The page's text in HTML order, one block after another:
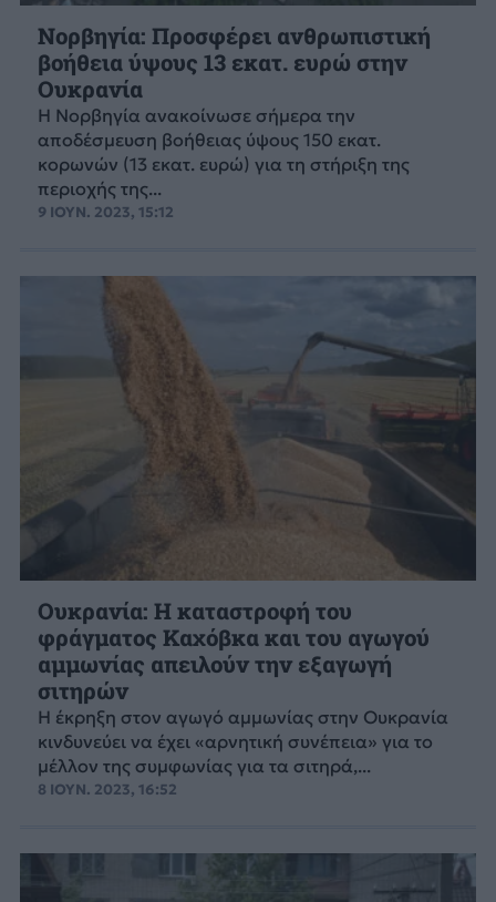
Νορβηγία: Προσφέρει ανθρωπιστική
βοήθεια ύψους 13 εκατ. ευρώ στην
Ουκρανία
Η Νορβηγία ανακοίνωσε σήμερα την
αποδέσμευση βοήθειας ύψους 150 εκατ.
κορωνών (13 εκατ. ευρώ) για τη στήριξη της
περιοχής της...
9 ΙΟΥΝ. 2023, 15:12
Ουκρανία: Η καταστροφή του
φράγματος Καχόβκα και του αγωγού
αμμωνίας απειλούν την εξαγωγή
σιτηρών
Η έκρηξη στον αγωγό αμμωνίας στην Ουκρανία
κινδυνεύει να έχει «αρνητική συνέπεια» για το
μέλλον της συμφωνίας για τα σιτηρά,...
8 ΙΟΥΝ. 2023, 16:52